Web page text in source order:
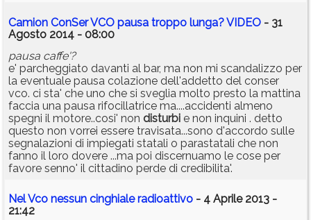
Camion ConSer VCO pausa troppo lunga? VIDEO - 31
Agosto 2014 - 08:00
pausa caffe'?
e' parcheggiato davanti al bar, ma non mi scandalizzo per
la eventuale pausa colazione dell'addetto del conser
vco. ci sta' che uno che si sveglia molto presto la mattina
faccia una pausa rifocillatrice ma....accidenti almeno
spegni il motore..cosi' non disturbi e non inquini . detto
questo non vorrei essere travisata...sono d'accordo sulle
segnalazioni di impiegati statali o parastatali che non
fanno il loro dovere ...ma poi discernuamo le cose per
favore senno' il cittadino perde di credibilita'.
Nel Vco nessun cinghiale radioattivo - 4 Aprile 2013 -
21:42